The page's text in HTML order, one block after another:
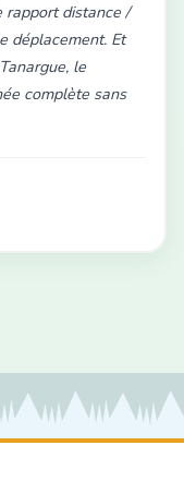
rapport distance /
déplacement. Et
le
complète sans